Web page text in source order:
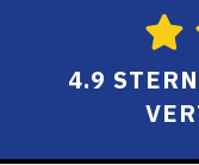
4.9